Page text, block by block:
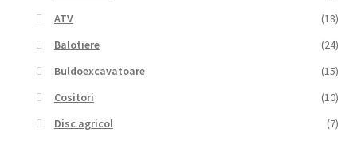
ATV
(18)
Balotiere
(24)
Buldoexcavatoare
(15)
Cositori
(10)
Disc agricol
(7)